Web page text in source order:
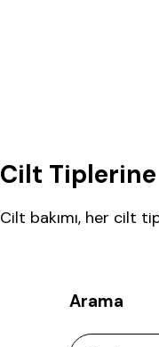
Cilt Tiplerine
Cilt bakımı, her cilt
Arama